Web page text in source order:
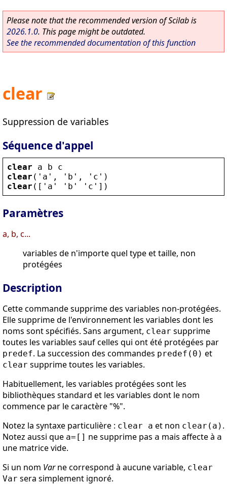
Please note that the recommended version of Scilab is
2026.1.0. This page might be outdated.
See the recommended documentation of this function
clear
Suppression de variables
Séquence d'appel
clear a b
c
clear ( ' a ' , ' b ' , ' c ' )
clear ([ ' a ' ' b ' ' c ' ])
Paramètres
a, b, c...
variables de n'importe quel type et taille, non
protégées
Description
Cette commande supprime des variables non-protégées.
Elle supprime de l'environnement les variables dont les
noms sont spécifiés. Sans argument, clear supprime
toutes les variables sauf celles qui ont été protégées par
predef. La succession des commandes predef(0) et
clear supprime toutes les variables.
Habituellement, les variables protégées sont les
bibliothèques standard et les variables dont le nom
commence par le caractère "%".
Notez la syntaxe particulière : clear a et non clear(a) .
Notez aussi que a=[] ne supprime pas a mais affecte à a
une matrice vide.
Si un nom Varne correspond à aucune variable, clear
Var sera simplement ignoré.